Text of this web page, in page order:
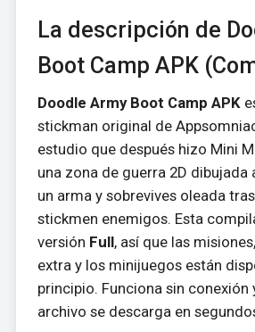
La descripción de
Boot Camp APK
Doodle Army Boot Camp APK
stickman original de
estudio que después hizo Mini
una zona de guerra 2D dibujada
un arma y sobrevives oleada
stickmen enemigos. Esta
versión Full, así que las
extra y los minijuegos están
principio. Funciona sin conexión
archivo se descarga en